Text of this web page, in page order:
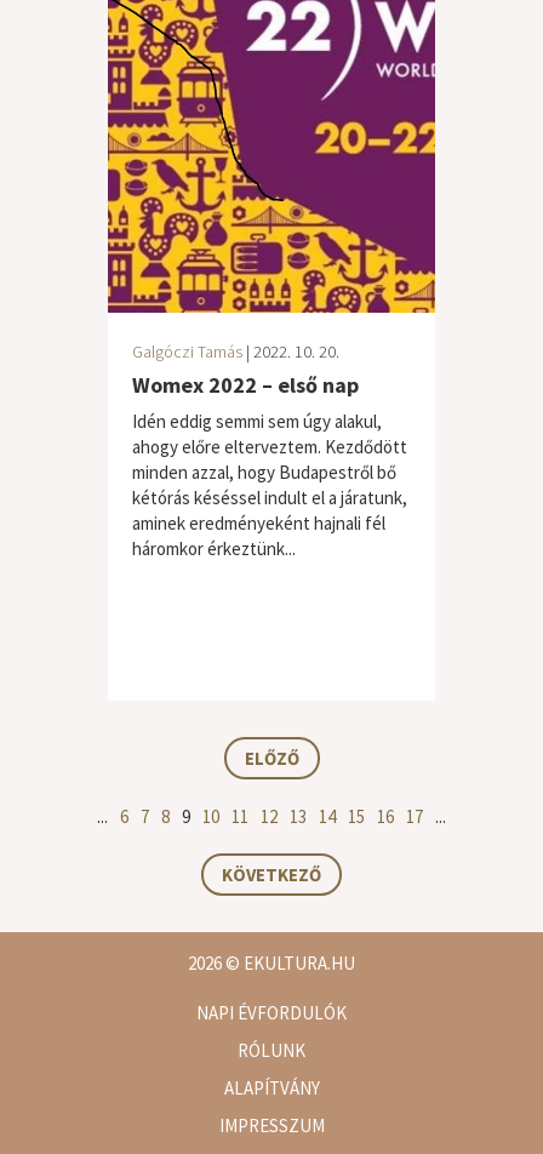
Galgóczi Tamás | 2022. 10. 20.
Womex 2022 – első nap
Idén eddig semmi sem úgy alakul,
ahogy előre elterveztem. Kezdődött
minden azzal, hogy Budapestről bő
kétórás késéssel indult el a járatunk,
aminek eredményeként hajnali fél
háromkor érkeztünk...
ELŐZŐ
... 6 7 8 9 10 11 12 13 14 15 16 17 ...
KÖVETKEZŐ
2026© EKULTURA.HU
NAPI ÉVFORDULÓK
RÓLUNK
ALAPÍTVÁNY
IMPRESSZUM